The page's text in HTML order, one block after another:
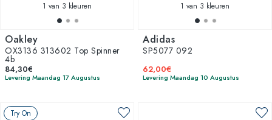
1 van 3 kleuren
Oakley
OX3136 313602 Top Spinner
4b
84,30€
Levering Maandag 17 Augustus
1 van 3 kleuren
Adidas
SP5077 092
62,00€
Levering Maandag 10 Augustus
Try On